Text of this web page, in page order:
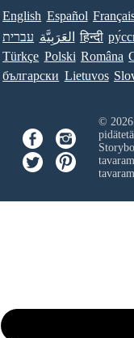
English Español
עברית العَرَبِيَّة हिन्दी
Türkçe Polski Româna
български Lietuvos
©